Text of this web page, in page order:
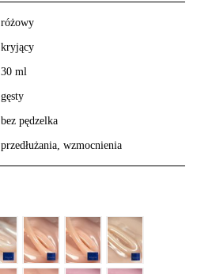
różowy
kryjący
30 ml
gęsty
bez pędzelka
przedłużania, wzmocnienia